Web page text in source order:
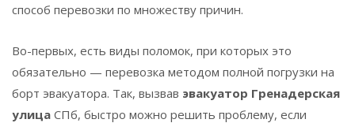
способ перевозки по множеству причин.
Во-первых, есть виды поломок, при которых это
обязательно — перевозка методом полной погрузки на
борт эвакуатора. Так, вызвав эвакуатор Гренадерская
улица СПб, быстро можно решить проблему, если